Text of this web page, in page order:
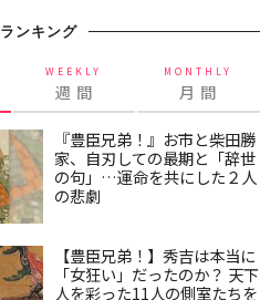
ランキング
WEEKLY
週 間
MONTHLY
月 間
『豊臣兄弟！』お市と柴田勝
家、自刃しての最期と「辞世
の句」…運命を共にした２人
の悲劇
【豊臣兄弟！】秀吉は本当に
「女狂い」だったのか？ 天下
人を彩った11人の側室たちを